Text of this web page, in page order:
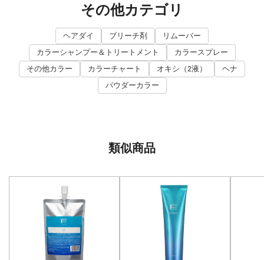
その他カテゴリ
ヘアダイ ブリーチ剤
リムーバー
カラーシャンプー＆トリートメント
カラースプレー
その他カラー
カラーチャート オキシ（2液）
ヘナ
パウダーカラー
類似商品